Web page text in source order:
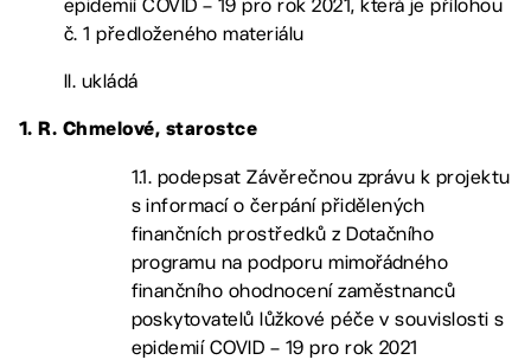
epidemií COVID – 19 pro rok 2021, která je přílohou
č. 1 předloženého materiálu
II. ukládá
1. R. Chmelové, starostce
1.1. podepsat Závěrečnou zprávu k projektu
s informací o čerpání přidělených
finančních prostředků z Dotačního
programu na podporu mimořádného
finančního ohodnocení zaměstnanců
poskytovatelů lůžkové péče v souvislosti s
epidemií COVID – 19 pro rok 2021